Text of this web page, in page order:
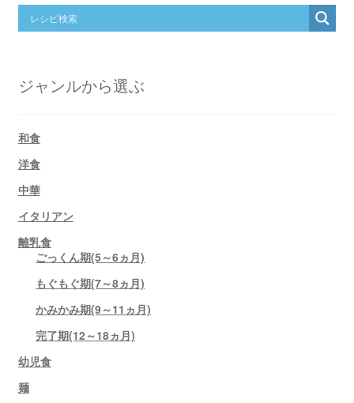
ジャンルから選ぶ
和食
洋食
中華
イタリアン
離乳食
ごっくん期(5～6ヵ月)
もぐもぐ期(7～8ヵ月)
かみかみ期(9～11ヵ月)
完了期(12～18ヵ月)
幼児食
麺